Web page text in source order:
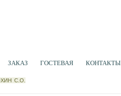
ЗАКАЗ ГОСТЕВАЯ КОНТАКТЫ
С.О.